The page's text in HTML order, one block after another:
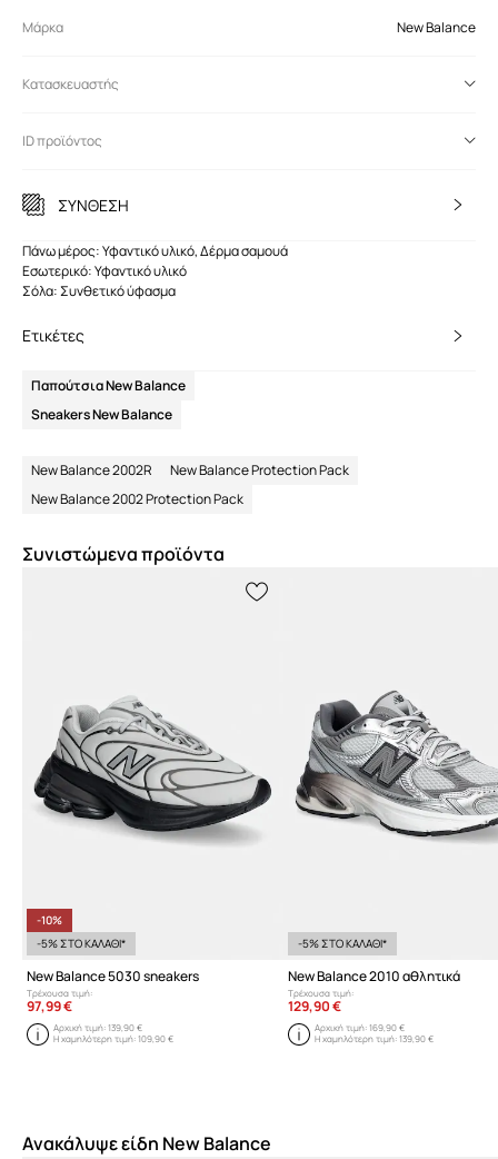
Μάρκα New Balance
Κατασκευαστής
ID προϊόντος
ΣΥΝΘΕΣΗ
Πάνω μέρος: Υφαντικό υλικό, Δέρμα σαμουά
Εσωτερικό: Υφαντικό υλικό
Σόλα: Συνθετικό ύφασμα
Ετικέτες
Παπούτσια New Balance
Sneakers New Balance
New Balance 2002R
New Balance Protection Pack
New Balance 2002 Protection Pack
Συνιστώμενα προϊόντα
-10%
-5% ΣΤΟ ΚΑΛΑΘΙ*
New Balance 5030 sneakers
Τρέχουσα τιμή:
97,99 €
Αρχική τιμή:139,90 €
Η χαμηλότερη τιμή:109,90 €
-5% ΣΤΟ ΚΑΛΑΘΙ*
New Balance 2010 αθλητικά
Τρέχουσα τιμή:
129,90 €
Αρχική τιμή: 169,90 €
Η χαμηλότερη τιμή: 139,90 €
Ανακάλυψε είδη New Balance